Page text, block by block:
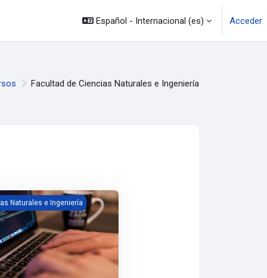
Español - Internacional ‎(es)‎ Acceder
Facultad de Ciencias Naturales e Ingeniería
/Nocturno/ PS26-1-SB01
Naturales e Ingeniería